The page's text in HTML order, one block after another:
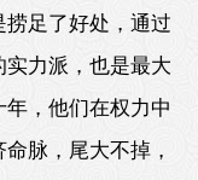
足了好处，通过
力派，也是最大
，他们在权力中
脉，尾大不掉，